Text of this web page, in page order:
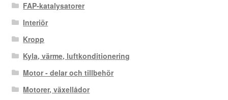
FAP-katalysatorer
Interiör
Kropp
Kyla, värme, luftkonditionering
Motor - delar och tillbehör
Motorer, växellådor